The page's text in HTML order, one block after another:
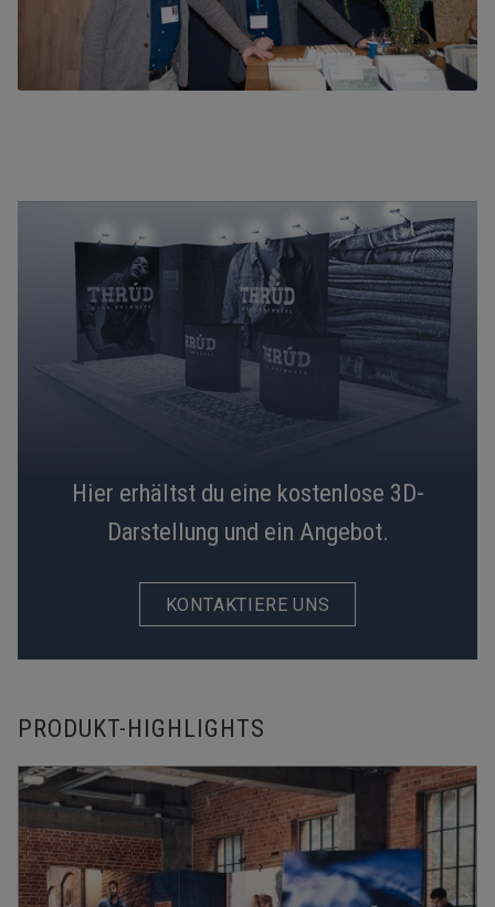
Hier erhältst du eine kostenlose 3D-
Darstellung und ein Angebot.
KONTAKTIERE UNS
PRODUKT-HIGHLIGHTS